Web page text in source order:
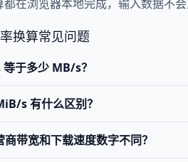
都在浏览器本地完成，输入数据不会
换算常见问题
于多少 MB/s？
s 有什么区别？
商带宽和下载速度数字不同？